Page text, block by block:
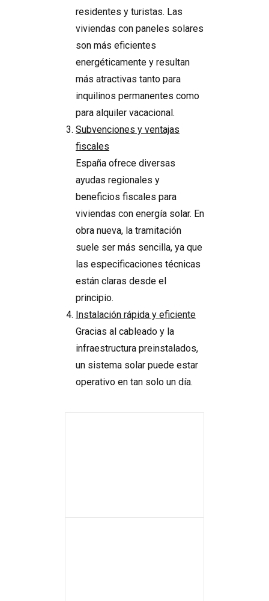
residentes y turistas. Las
viviendas con paneles solares
son más eficientes
energéticamente y resultan
más atractivas tanto para
inquilinos permanentes como
para alquiler vacacional.
Subvenciones y ventajas
fiscales
España ofrece diversas
ayudas regionales y
beneficios fiscales para
viviendas con energía solar. En
obra nueva, la tramitación
suele ser más sencilla, ya que
las especificaciones técnicas
están claras desde el
principio.
Instalación rápida y eficiente
Gracias al cableado y la
infraestructura preinstalados,
un sistema solar puede estar
operativo en tan solo un día.